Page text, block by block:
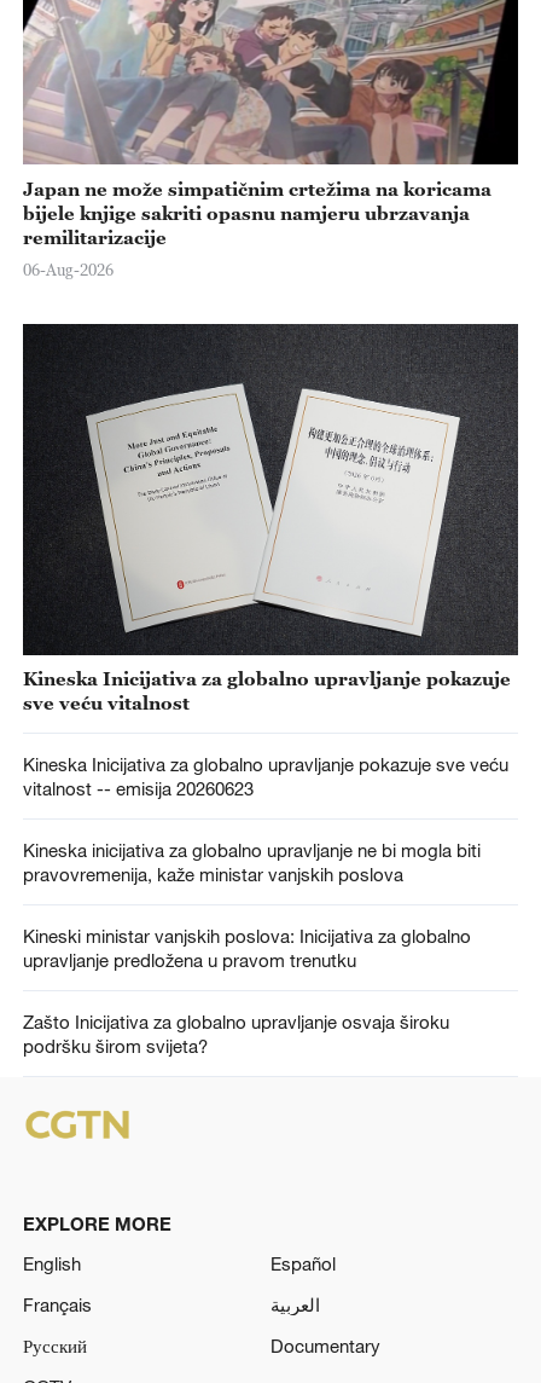
Japan ne može simpatičnim crtežima na koricama
bijele knjige sakriti opasnu namjeru ubrzavanja
remilitarizacije
06-Aug-2026
Kineska Inicijativa za globalno upravljanje pokazuje
sve veću vitalnost
Kineska Inicijativa za globalno upravljanje pokazuje sve veću
vitalnost -- emisija 20260623
Kineska inicijativa za globalno upravljanje ne bi mogla biti
pravovremenija, kaže ministar vanjskih poslova
Kineski ministar vanjskih poslova: Inicijativa za globalno
upravljanje predložena u pravom trenutku
Zašto Inicijativa za globalno upravljanje osvaja široku
podršku širom svijeta?
EXPLORE MORE
English
Español
Français
العربية
Русский
Documentary